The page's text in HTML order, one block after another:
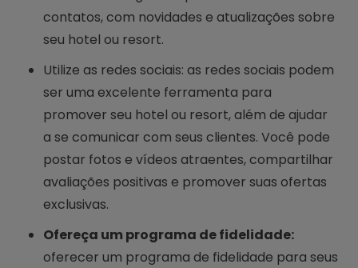
contatos, com novidades e atualizações sobre
seu hotel ou resort.
Utilize as redes sociais: as redes sociais podem
ser uma excelente ferramenta para
promover seu hotel ou resort, além de ajudar
a se comunicar com seus clientes. Você pode
postar fotos e vídeos atraentes, compartilhar
avaliações positivas e promover suas ofertas
exclusivas.
Ofereça um programa de fidelidade:
oferecer um programa de fidelidade para seus